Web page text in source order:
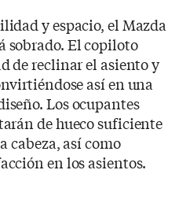
y espacio, el Mazda
sobrado. El copiloto
de reclinar el asiento y
así en una
Los ocupantes
de hueco suficiente
cabeza, así como
en los asientos.